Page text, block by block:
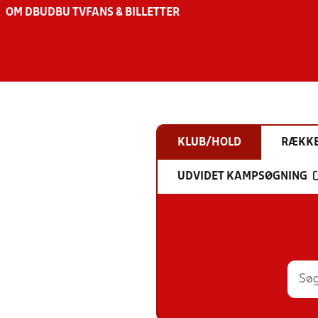
OM DBU DBU TV FANS & BILLETTER
KLUB/HOLD
UDVIDET KAMPSØGNING